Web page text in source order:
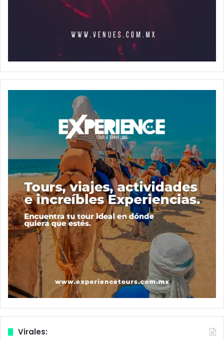
Virales: